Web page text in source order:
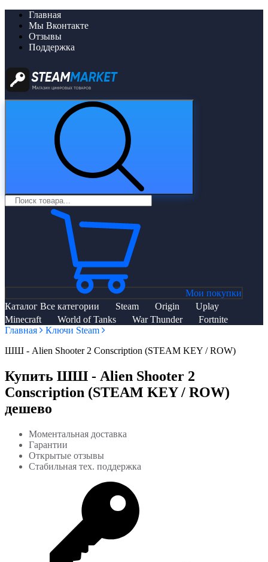
Главная
Мы Вконтакте
Отзывы
Поддержка
Мои покупки
Каталог Все категории Steam Origin
Uplay
Minecraft
World of Tanks War Thunder
Fortnite
Главная
Ключи Steam
ШШ - Alien Shooter 2 Conscription (STEAM KEY / ROW)
Купить ШШ - Alien Shooter 2
Conscription (STEAM KEY / ROW)
дешево
Моментальная доставка
Гарантии
Открытые отзывы
Стабильная тех. поддержка